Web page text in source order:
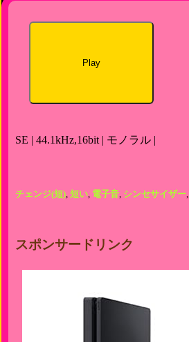
Play
SE | 44.1kHz,16bit | モノラル |
チェンジ(短), 短い, 電子音, シンセサイザー,
スポンサードリンク